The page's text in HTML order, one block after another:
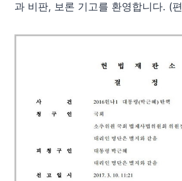
과 비판, 보론 기고를 환영합니다. (